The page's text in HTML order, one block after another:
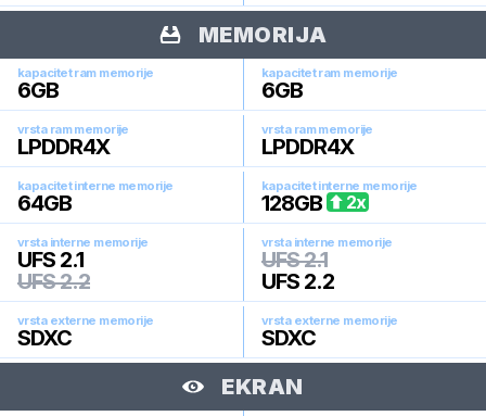
MEMORIJA
kapacitet ram memorije
6GB
kapacitet ram memorije
6GB
vrsta ram memorije
LPDDR4X
vrsta ram memorije
LPDDR4X
kapacitet interne memorije
64GB
kapacitet interne memorije
128GB 2x
vrsta interne memorije
UFS 2.1
UFS 2.2
vrsta interne memorije
UFS 2.1
UFS 2.2
vrsta externe memorije
SDXC
vrsta externe memorije
SDXC
EKRAN